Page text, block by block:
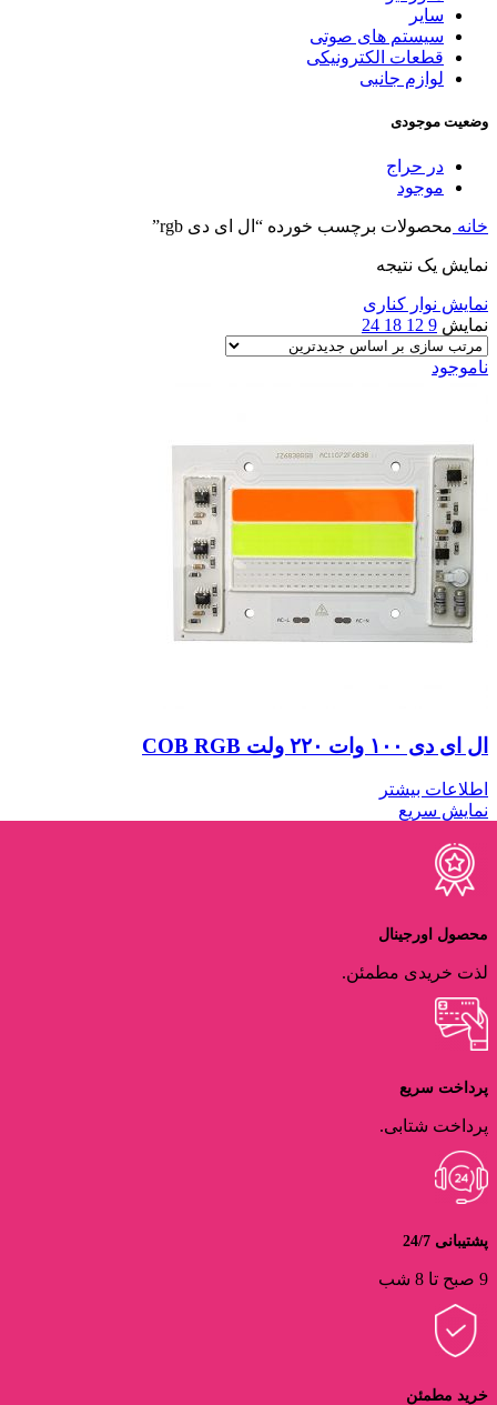
سایر
سیستم های صوتی
قطعات الکترونیکی
لوازم جانبی
وضعیت موجودی
در حراج
موجود
خانه محصولات برچسب خورده “ال ای دی rgb”
نمایش یک نتیجه
نمایش نوار کناری
نمایش 9
12
18
24
ناموجود
ال ای دی ۱۰۰ وات ۲۲۰ ولت COB RGB
اطلاعات بیشتر
نمایش سریع
محصول اورجینال
لذت خریدی مطمئن.
پرداخت سریع
پرداخت شتابی.
پشتیبانی 24/7
9 صبح تا 8 شب
خرید مطمئن